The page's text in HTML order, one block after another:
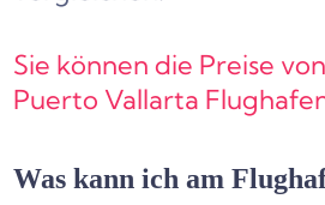
Sie können die Preise
Puerto Vallarta
Was kann ich am